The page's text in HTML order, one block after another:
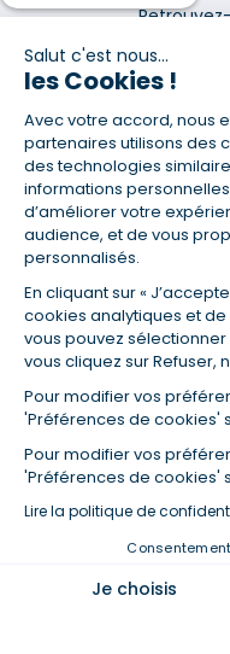
Salut c'est nous...
les Cookies !
Avec votre accord, nous
partenaires utilisons des
des technologies
informations
d’améliorer votre
audience, et de vous
personnalisés.
En cliquant sur «
cookies analytiques et de
vous pouvez
vous cliquez sur Refuser,
Pour modifier vos
'Préférences de cookies'
Pour modifier vos
'Préférences de cookies'
Lire la politique de
Je choisis
Aucun versement, de
exigé d'un particulier
d'argent.
Empruntis, SAS au capital de
4, allée de Seine - 93285
en tant que Courtier
Mandataire d’intermédiaire
de banque et services de
le Crédit Professionnel,
banque et services de
consommation et
de la société Partners
Non Exclusif, ORIAS n°07 036
La société Empruntis est
(www.acpr.banque-france.fr).
professionnelle auprès de